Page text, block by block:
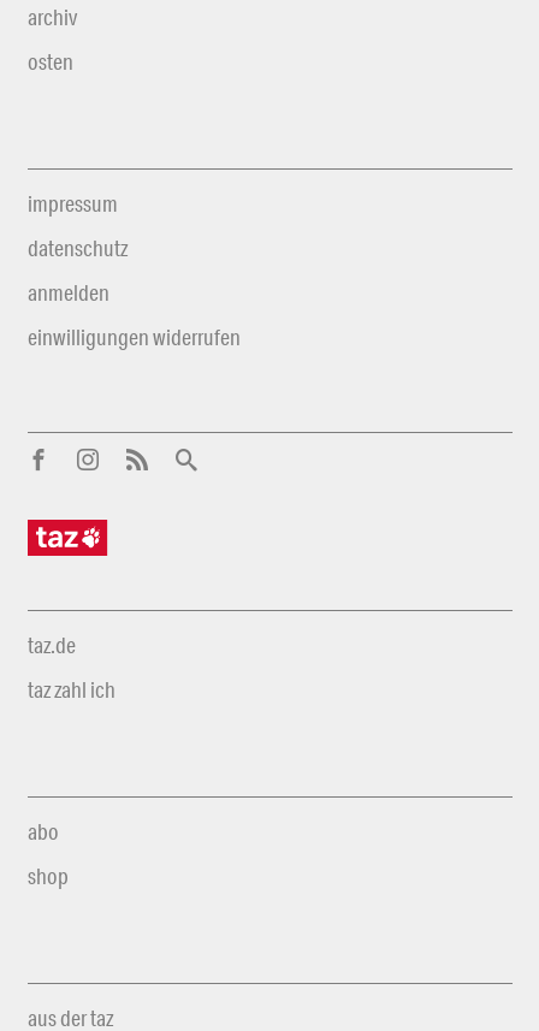
archiv
osten
impressum
datenschutz
anmelden
einwilligungen widerrufen
taz.de
taz zahl ich
abo
shop
aus der taz